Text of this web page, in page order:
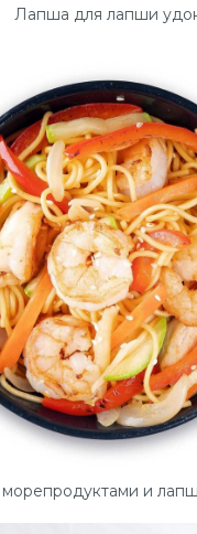
Лапша для лапши
морепродуктами и